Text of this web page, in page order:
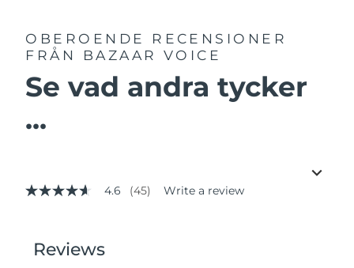
OBEROENDE RECENSIONER
FRÅN BAZAAR VOICE
Se vad andra tycker
...
4.6
stars,
average
4.6 (45) Write a review